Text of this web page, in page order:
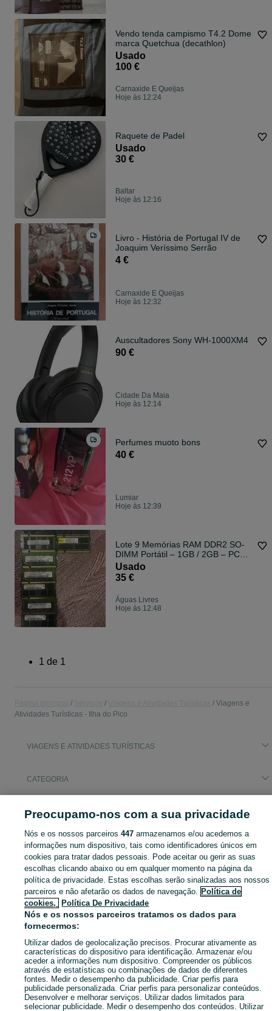
Vendo tenda campismo T4.2 Dome
marca Quetchua (decathlon)
Usado
100 €
Carnaxide E Queijas
Hoje às 12:24
Raquete de Padel
Usado
30 €
Baltar
Hoje às 12:16
Livro - História de Portugal IV de
Joaquim Veríssimo Serrão
4 €
Carnaxide E Queijas
Hoje às 12:32
Auscultadores Sony WH-1000XM4
90 €
Cidade Da Maia
Hoje às 12:14
Perfumes muoto bons
40 €
Lumiar
Hoje às 12:39
Lote 9 Memórias RAM DDR2 SO-
DIMM Portátil – 1GB / 2GB – PC2-
5300S/6400S
Usado
35 €
Águas Livres
Hoje às 12:48
1 de 1
Viagens e
Atividades Turísticas - Ilha do Pico
VIAGENS E ATIVIDADES TURÍSTICAS
CATEGORIA
Navegue pelos últimos anúncios de Viagens e Atividades Turísticas em Ilha do Pico no OLX Portugal. Compre e venda produtos locais com facilidade e segurança. Mostrar
Mapa do site
Mapa das freguesias
Mapa de mini-sites
Pesquisas populares
Preocupamo-nos com a sua privacidade
Nós e os nossos parceiros447 armazenamos e/ou acedemos a
informações num dispositivo, tais como identificadores únicos em
cookies para tratar dados pessoais. Pode aceitar ou gerir as suas
escolhas clicando abaixo ou em qualquer momento na página da
política de privacidade. Estas escolhas serão sinalizadas aos nossos
parceiros e não afetarão os dados de navegação. Política de
cookies,
Política De Privacidade
Nós e os nossos parceiros tratamos os dados para
fornecermos:
Utilizar dados de geolocalização precisos. Procurar ativamente as
características do dispositivo para identificação. Armazenar e/ou
aceder a informações num dispositivo. Compreender os públicos
através de estatísticas ou combinações de dados de diferentes
fontes. Medir o desempenho da publicidade. Criar perfis para
publicidade personalizada. Criar perfis para personalizar conteúdos.
Desenvolver e melhorar serviços. Utilizar dados limitados para
selecionar publicidade. Medir o desempenho dos conteúdos. Utilizar